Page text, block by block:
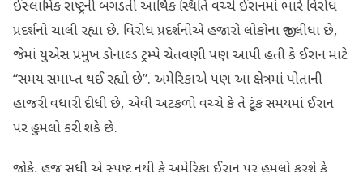
ઈસ્લામિક રાષ્ટ્રની બગડતી આર્થિક સ્થિતિ વચ્ચે ઈરાનમાં ભારે વિરોધ
પ્રદર્શનો ચાલી રહ્યા છે. વિરોધ પ્રદર્શનોએ હજારો લોકોના જીવ લીધા છે,
જેમાં યુએસ પ્રમુખ ડોનાલ્ડ ટ્રમ્પે ચેતવણી પણ આપી હતી કે ઈરાન માટે
“સમય સમાપ્ત થઈ રહ્યો છે”. અમેરિકાએ પણ આ ક્ષેત્રમાં પોતાની
હાજરી વધારી દીધી છે, એવી અટકળો વચ્ચે કે તે ટૂંક સમયમાં ઈરાન
પર હુમલો કરી શકે છે.